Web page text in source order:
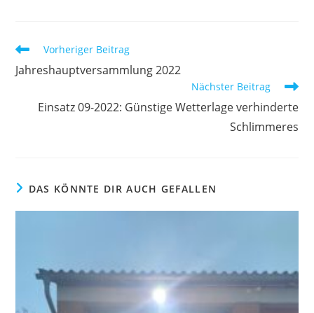
Weitere
Artikel
ansehen
Vorheriger Beitrag
Jahreshauptversammlung 2022
Nächster Beitrag
Einsatz 09-2022: Günstige Wetterlage verhinderte
Schlimmeres
DAS KÖNNTE DIR AUCH GEFALLEN